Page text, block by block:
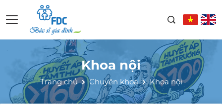
Khoa nội
Trang chủ Chuyên khoa Khoa nội